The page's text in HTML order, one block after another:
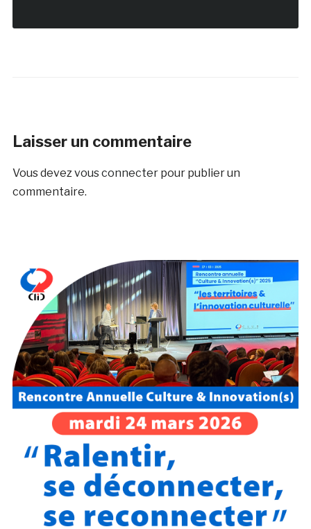
Laisser un commentaire
Vous devezvous connecterpour publier un
commentaire.